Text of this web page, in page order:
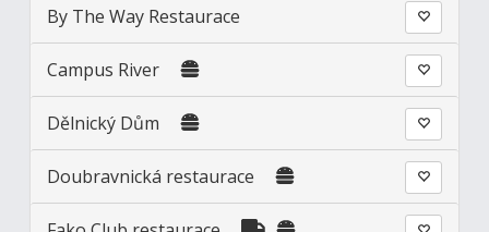
By The Way Restaurace
Campus River
Dělnický Dům
Doubravnická restaurace